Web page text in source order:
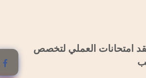
امتحانات العملي لتخصص